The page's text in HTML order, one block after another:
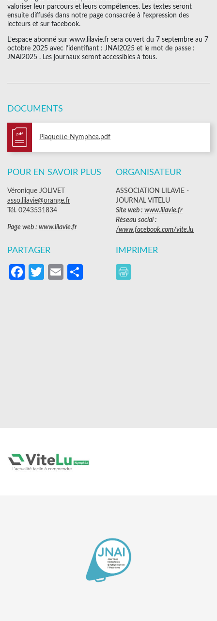
valoriser leur parcours et leurs compétences. Les textes seront
ensuite diffusés dans notre page consacrée à l’expression des
lecteurs et sur facebook.
L’espace abonné sur www.lilavie.fr sera ouvert du 7 septembre au 7
octobre 2025 avec l’identifiant : JNAI2025 et le mot de passe :
JNAI2025 . Les journaux seront accessibles à tous.
DOCUMENTS
pdf Plaquette-Nymphea.pdf
POUR EN SAVOIR PLUS
Véronique JOLIVET
asso.lilavie@orange.fr
Tél. 0243531834
Page web : www.lilavie.fr
ORGANISATEUR
ASSOCIATION LILAVIE -
JOURNAL VITELU
Site web : www.lilavie.fr
Réseau social :
/www.facebook.com/vite.lu
PARTAGER
Facebook
Twitter
EmailPartager
IMPRIMER